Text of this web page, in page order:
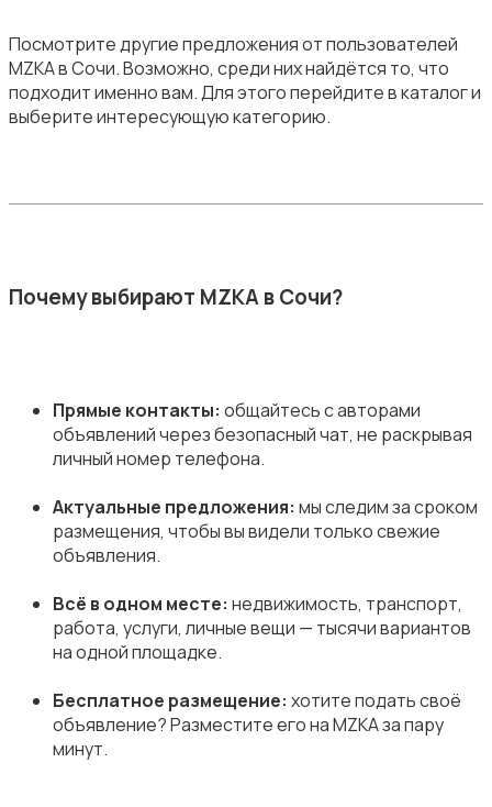
Посмотрите другие предложения от пользователей
MZKA в Сочи. Возможно, среди них найдётся то, что
подходит именно вам. Для этого перейдите в каталог и
выберите интересующую категорию.
Почему выбирают MZKA в Сочи?
Прямые контакты: общайтесь с авторами
объявлений через безопасный чат, не раскрывая
личный номер телефона.
Актуальные предложения: мы следим за сроком
размещения, чтобы вы видели только свежие
объявления.
Всё в одном месте: недвижимость, транспорт,
работа, услуги, личные вещи — тысячи вариантов
на одной площадке.
Бесплатное размещение: хотите подать своё
объявление? Разместите его на MZKA за пару
минут.